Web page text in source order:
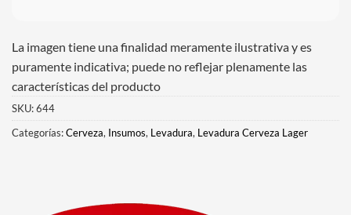
La imagen tiene una finalidad meramente ilustrativa y es
puramente indicativa; puede no reflejar plenamente las
características del producto
SKU:644
Categorías:Cerveza, Insumos, Levadura, Levadura Cerveza Lager